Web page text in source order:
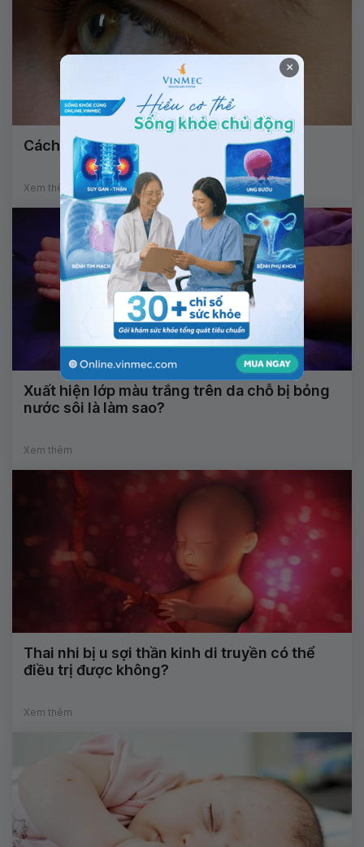
Cách trị mụn thịt quanh mắt an toàn
Xem thêm
Xuất hiện lớp màu trắng trên da chỗ bị bỏng
nước sôi là làm sao?
Xem thêm
Thai nhi bị u sợi thần kinh di truyền có thể
điều trị được không?
Xem thêm
×